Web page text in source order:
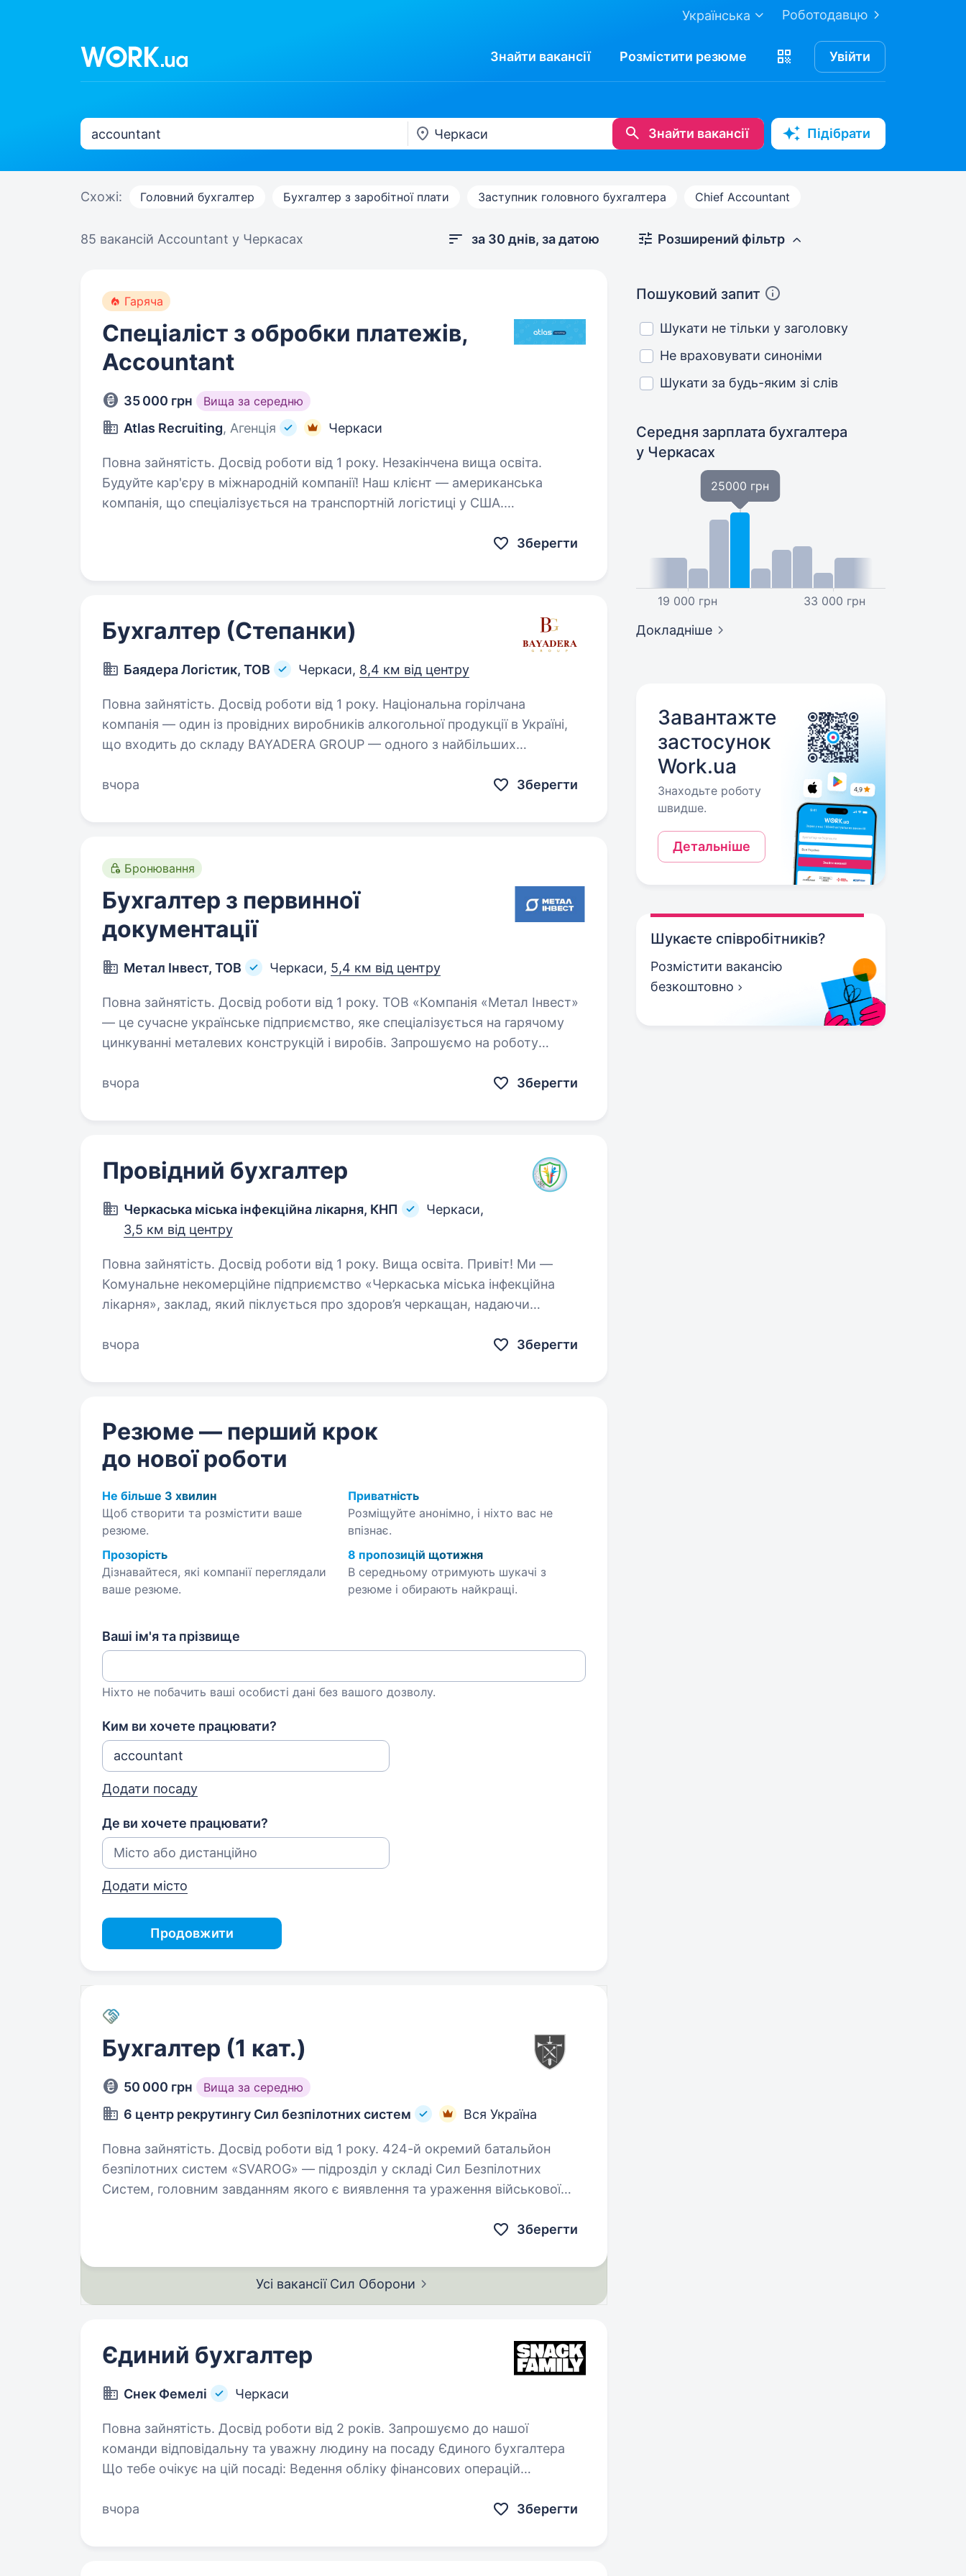
Роботодавцю
Українська
Знайти вакансії Розмістити резюме Увійти
Знайти вакансії Підібрати
Схожі: Головний бухгалтер Бухгалтер з заробітної плати Заступник головного бухгалтера Chief Accountant
85 вакансій Accountant у Черкасах за 30 днів, за датою
Гаряча
Спеціаліст з обробки платежів,
Accountant
35 000 грн Вища за середню
Atlas Recruiting, Агенція Черкаси
Повна зайнятість. Досвід роботи від 1 року. Незакінчена вища освіта.
Будуйте кар'єру в міжнародній компанії! Наш клієнт — американська
компанія, що спеціалізується на транспортній логістиці у США.
Зберегти
Бухгалтер (Степанки)
Баядера Логістик, ТОВ Черкаси, 8,4 км від центру
Повна зайнятість. Досвід роботи від 1 року. Національна горілчана
компанія — один із провідних виробників алкогольної продукції в Україні,
що входить до складу BAYADERA GROUP — одного з найбільших
вчора
Зберегти
Бронювання
Бухгалтер з первинної
документації
Метал Інвест, ТОВ Черкаси, 5,4 км від центру
Повна зайнятість. Досвід роботи від 1 року. ТОВ «Компанія «Метал Інвест»
— це сучасне українське підприємство, яке спеціалізується на гарячому
цинкуванні металевих конструкцій і виробів. Запрошуємо на роботу
вчора
Зберегти
Провідний бухгалтер
Черкаська міська інфекційна лікарня, КНП
Черкаси,
3,5 км від центру
Повна зайнятість. Досвід роботи від 1 року. Вища освіта. Привіт! Ми —
Комунальне некомерційне підприємство «Черкаська міська інфекційна
лікарня», заклад, який піклується про здоров’я черкащан, надаючи
захворюваннями…
вчора Зберегти
Резюме — перший крок
до нової роботи
Не більше 3 хвилин
Щоб створити та розмістити ваше
резюме.
Приватність
Розміщуйте анонімно, і ніхто вас не
впізнає.
Прозорість
Дізнавайтеся, які компанії переглядали
ваше резюме.
8 пропозицій щотижня
В середньому отримують шукачі з
резюме і обирають найкращі.
Ваші ім'я та прізвище
Ніхто не побачить ваші особисті дані без вашого дозволу.
Ким ви хочете працювати?
Додати посаду
Де ви хочете працювати?
Додати місто
Продовжити
Бухгалтер (1 кат.)
50 000 грн Вища за середню
6 центр рекрутингу Сил безпілотних систем Вся Україна
Повна зайнятість. Досвід роботи від 1 року. 424-й окремий батальйон
безпілотних систем «SVAROG» — підрозділ у складі Сил Безпілотних
Систем, головним завданням якого є виявлення та ураження військової
Зберегти
Усі вакансії Сил Оборони
Єдиний бухгалтер
Снек Фемелі Черкаси
Повна зайнятість. Досвід роботи від 2 років. Запрошуємо до нашої
команди відповідальну та уважну людину на посаду Єдиного бухгалтера
Що тебе очікує на цій посаді: Ведення обліку фінансових операцій
вчора
Зберегти
Розширений фільтр
Пошуковий запит
Шукати не тільки у заголовку
Не враховувати синоніми
Шукати за будь-яким зі слів
Середня зарплата бухгалтера
у Черкасах
19 000 грн
25000 грн
33 000 грн
Докладніше
Завантажте
застосунок
Work.ua
Знаходьте роботу
швидше.
Детальніше
Шукаєте співробітників?
Розмістити вакансію
безкоштовно